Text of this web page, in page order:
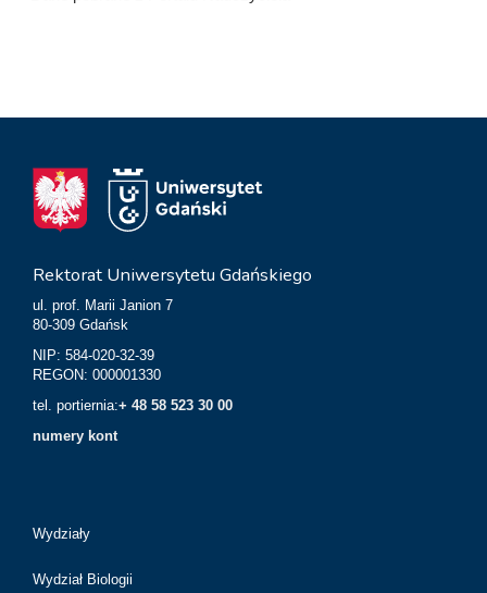
Rektorat Uniwersytetu Gdańskiego
ul. prof. Marii Janion 7
80-309 Gdańsk
NIP: 584-020-32-39
REGON: 000001330
tel. portiernia:+ 48 58 523 30 00
numery kont
Wydziały
Wydział Biologii